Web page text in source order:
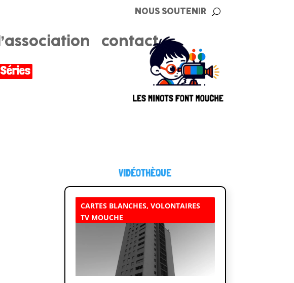
NOUS SOUTENIR
l’association contact
Séries
VIDÉOTHÈQUE
CARTES BLANCHES, VOLONTAIRES
TV MOUCHE